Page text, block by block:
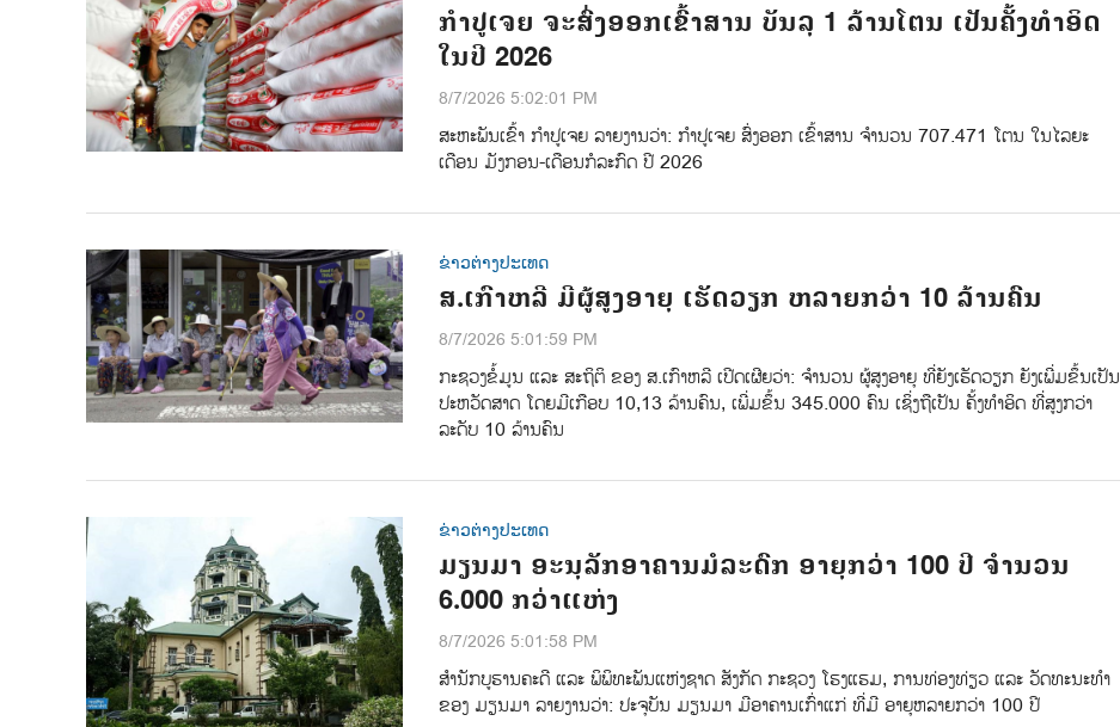
ກຳປູເຈຍ ຈະສົ່ງອອກເຂົ້າສານ ບັນລຸ 1 ລ້ານໂຕນ ເປັນຄັ້ງທຳອິດ
ໃນປີ 2026
8/7/2026 5:02:01 PM
ສະຫະພັນເຂົ້າ ກຳປູເຈຍ ລາຍງານວ່າ: ກໍາປູເຈຍ ສົ່ງອອກ ເຂົ້າສານ ຈຳນວນ 707.471 ໂຕນ ໃນໄລຍະ
ເດືອນ ມັງກອນ-ເດືອນກໍລະກົດ ປີ 2026
ຂ່າວຕ່າງປະເທດ
ສ.ເກົາຫລີ ມີຜູ້ສູງອາຍຸ ເຮັດວຽກ ຫລາຍກວ່າ 10 ລ້ານຄົນ
8/7/2026 5:01:59 PM
ກະຊວງຂໍ້ມູນ ແລະ ສະຖິຕິ ຂອງ ສ.ເກົາຫລີ ເປີດເຜີຍວ່າ: ຈໍານວນ ຜູ້ສູງອາຍຸ ທີ່ຍັງເຮັດວຽກ ຍັງເພີ່ມຂຶ້ນເປັນ
ປະຫວັດສາດ ໂດຍມີເກືອບ 10,13 ລ້ານຄົນ, ເພີ່ມຂຶ້ນ 345.000 ຄົນ ເຊິ່ງຖືເປັນ ຄັ້ງທຳອິດ ທີ່ສູງກວ່າ
ລະດັບ 10 ລ້ານຄົນ
ຂ່າວຕ່າງປະເທດ
ມຽນມາ ອະນຸລັກອາຄານມໍລະດົກ ອາຍຸກວ່າ 100 ປີ ຈຳນວນ
6.000 ກວ່າແຫ່ງ
8/7/2026 5:01:58 PM
ສຳນັກບູຮານຄະດີ ແລະ ພິພິທະພັນແຫ່ງຊາດ ສັງກັດ ກະຊວງ ໂຮງແຮມ, ການທ່ອງທ່ຽວ ແລະ ວັດທະນະທຳ
ຂອງ ມຽນມາ ລາຍງານວ່າ: ປະຈຸບັນ ມຽນມາ ມີອາຄານເກົ່າແກ່ ທີ່ມີ ອາຍຸຫລາຍກວ່າ 100 ປີ